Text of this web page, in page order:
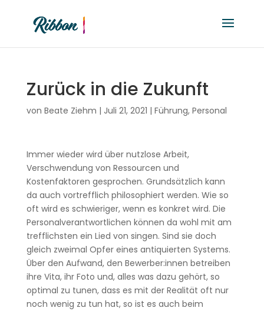
Zurück in die Zukunft
von Beate Ziehm | Juli 21, 2021 | Führung, Personal
Immer wieder wird über nutzlose Arbeit,
Verschwendung von Ressourcen und
Kostenfaktoren gesprochen. Grundsätzlich kann
da auch vortrefflich philosophiert werden. Wie so
oft wird es schwieriger, wenn es konkret wird. Die
Personalverantwortlichen können da wohl mit am
trefflichsten ein Lied von singen. Sind sie doch
gleich zweimal Opfer eines antiquierten Systems.
Über den Aufwand, den Bewerber:innen betreiben
ihre Vita, ihr Foto und, alles was dazu gehört, so
optimal zu tunen, dass es mit der Realität oft nur
noch wenig zu tun hat, so ist es auch beim